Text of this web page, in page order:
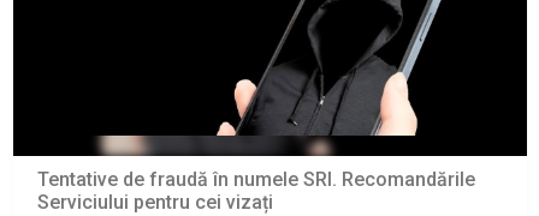
Tentative de fraudă în numele SRI. Recomandările
Serviciului pentru cei vizați